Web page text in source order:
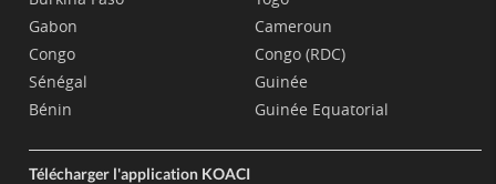
Gabon
Congo
Sénégal
Bénin
Cameroun
Congo (RDC)
Guinée
Guinée Equatorial
Télécharger l'application KOACI